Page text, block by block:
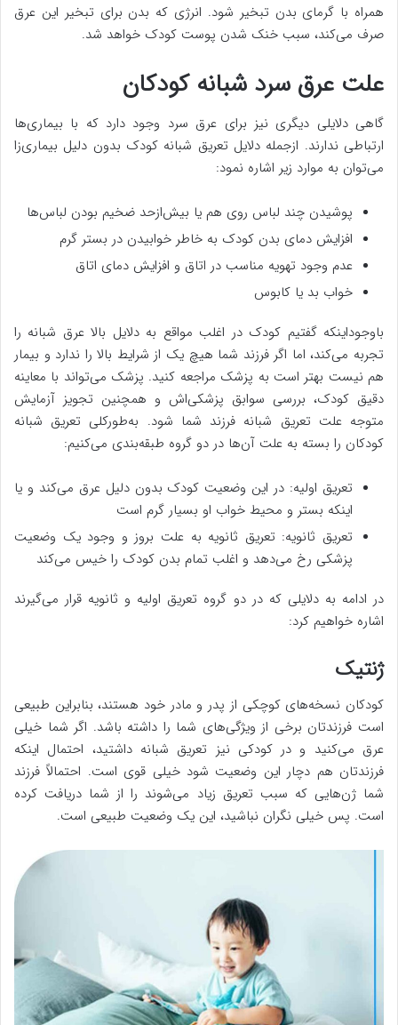
همراه با گرمای بدن تبخیر شود. انرژی که بدن برای تبخیر این عرق
صرف می‌کند، سبب خنک شدن پوست کودک خواهد شد.
علت عرق سرد شبانه کودکان
گاهی دلایلی دیگری نیز برای عرق سرد وجود دارد که با بیماری‌ها
ارتباطی ندارند. ازجمله دلایل تعریق شبانه کودک بدون دلیل بیماری‌زا
می‌توان به موارد زیر اشاره نمود:
پوشیدن چند لباس روی هم یا بیش‌ازحد ضخیم بودن لباس‌ها
افزایش دمای بدن کودک به خاطر خوابیدن در بستر گرم
عدم وجود تهویه مناسب در اتاق و افزایش دمای اتاق
خواب بد یا کابوس
باوجوداینکه گفتیم کودک در اغلب مواقع به دلایل بالا عرق شبانه را
تجربه می‌کند، اما اگر فرزند شما هیچ یک از شرایط بالا را ندارد و بیمار
هم نیست بهتر است به پزشک مراجعه کنید. پزشک می‌تواند با معاینه
دقیق کودک، بررسی سوابق پزشکی‌اش و همچنین تجویز آزمایش
متوجه علت تعریق شبانه فرزند شما شود. به‌طورکلی تعریق شبانه
کودکان را بسته به علت آن‌ها در دو گروه طبقه‌بندی می‌کنیم:
تعریق اولیه: در این وضعیت کودک بدون دلیل عرق می‌کند و یا
اینکه بستر و محیط خواب او بسیار گرم است
تعریق ثانویه: تعریق ثانویه به علت بروز و وجود یک وضعیت
پزشکی رخ می‌دهد و اغلب تمام بدن کودک را خیس می‌کند
در ادامه به دلایلی که در دو گروه تعریق اولیه و ثانویه قرار می‌گیرند
اشاره خواهیم کرد:
ژنتیک
کودکان نسخه‌های کوچکی از پدر و مادر خود هستند، بنابراین طبیعی
است فرزندتان برخی از ویژگی‌های شما را داشته باشد. اگر شما خیلی
عرق می‌کنید و در کودکی نیز تعریق شبانه داشتید، احتمال اینکه
فرزندتان هم دچار این وضعیت شود خیلی قوی است. احتمالاً فرزند
شما ژن‌هایی که سبب تعریق زیاد می‌شوند را از شما دریافت کرده
است. پس خیلی نگران نباشید، این یک وضعیت طبیعی است.